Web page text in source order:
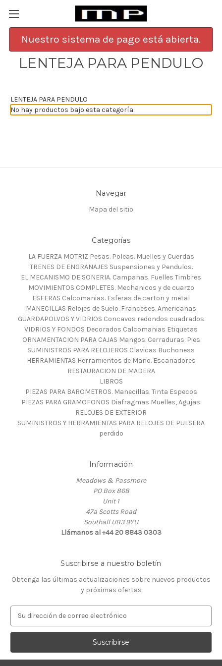
Nuestro sistema de pago está abierta.
LENTEJA PARA PENDULO
LENTEJA PARA PENDULO
No hay productos bajo esta categoría.
Navegar
Mapa del sitio
Categorías
LA FUERZA MOTRIZ Pesas. Poleas. Muelles y Cuerdas
TRENES DE ENGRANAJES Suspensiones y Pendulos.
EL MECANISMO DE SONERIA. Campanas. Fuelles Timbres
MOVIMIENTOS COMPLETES. Mechanicos y de cuarzo
ESFERAS Calcomanias. Esferas de carton y metal
MANECILLAS Relojes de Suelo. Franceses. Americanas
GUARDAPOLVOS Y VIDRIOS Concavos redondos cuadrados
VIDRIOS Y FONDOS Decorados Calcomanias Etiquetas
ORNAMENTACION PARA CAJAS Mangos. Cerraduras. Pies
SUMINISTROS PARA RELOJEROS Clavicas Buchoness
HERRAMIENTAS Herramientos de Mano. Escariadores
RESTAURACION DE MADERA
LIBROS
PIEZAS PARA BAROMETROS. Manecillas. Tinta Especos
PIEZAS PARA GRAMOFONOS Diafragmas Muelles, Agujas.
RELOJES DE EXTERIOR
SUMINISTROS Y HERRAMIENTAS PARA RELOJES DE PULSERA
perdido
Información
Meadows & Passmore
PO Box 868
Unit 1
47a Scotts Road
Southall UB3 9YU
Llámanos al +44 20 8843 0303
Suscribirse a nuestro boletín
Obtenga las últimas actualizaciones sobre nuevos productos
y próximas ofertas
r
c